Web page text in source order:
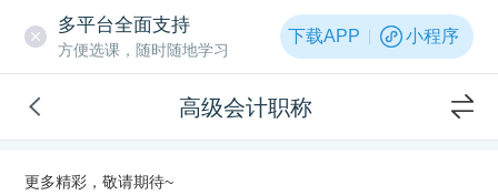
多平台全面支持
方便选课，随时随地学习
下载APP 小程序
高级会计职称
更多精彩，敬请期待~